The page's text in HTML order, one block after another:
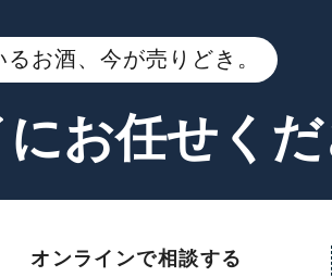
お酒、今が売りどき。
お任せく
オンラインで相談する